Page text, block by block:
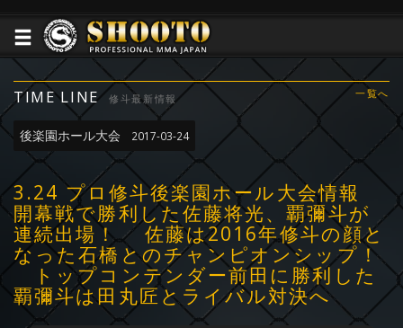
TIME LINE 修斗最新情報 一覧へ
後楽園ホール大会 2017-03-24
3.24 プロ修斗後楽園ホール大会情報
開幕戦で勝利した佐藤将光、覇彌斗が
連続出場！ 佐藤は2016年修斗の顔と
なった石橋とのチャンピオンシップ！
トップコンテンダー前田に勝利した
覇彌斗は田丸匠とライバル対決へ